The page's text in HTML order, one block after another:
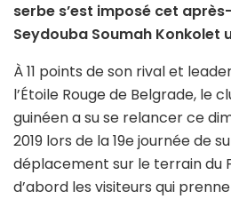
serbe s’est imposé cet
Seydouba Soumah Konkolet
À 11 points de son rival et
l’Étoile Rouge de Belgrade, le
guinéen a su se relancer ce
2019 lors de la 19e journée de
déplacement sur le terrain du
d’abord les visiteurs qui